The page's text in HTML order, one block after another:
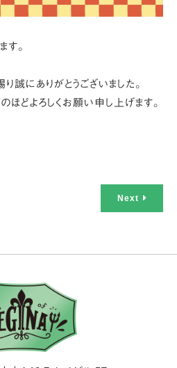
す。
誠にありがとうございました。
どよろしくお願い申し上げます。
Next